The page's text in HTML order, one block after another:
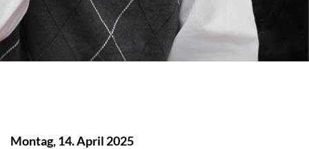
Montag, 14. April 2025